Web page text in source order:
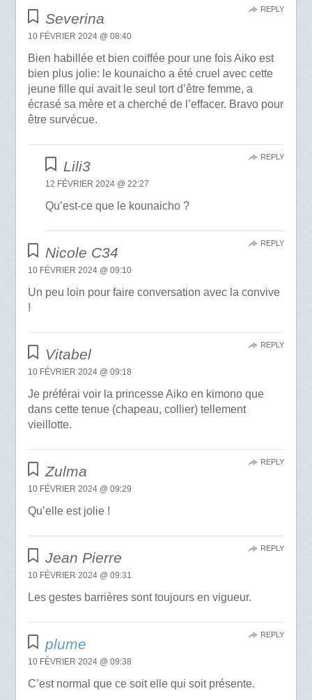
Severina
10 FÉVRIER 2024 @ 08:40
Bien habillée et bien coiffée pour une fois Aiko est
bien plus jolie: le kounaicho a été cruel avec cette
jeune fille qui avait le seul tort d’être femme, a
écrasé sa mère et a cherché de l’effacer. Bravo pour
être survécue.
REPLY
Lili3
12 FÉVRIER 2024 @ 22:27
Qu’est-ce que le kounaicho ?
REPLY
Nicole C34
10 FÉVRIER 2024 @ 09:10
Un peu loin pour faire conversation avec la convive
!
REPLY
Vitabel
10 FÉVRIER 2024 @ 09:18
Je préférai voir la princesse Aiko en kimono que
dans cette tenue (chapeau, collier) tellement
vieillotte.
REPLY
Zulma
10 FÉVRIER 2024 @ 09:29
Qu’elle est jolie !
REPLY
Jean Pierre
10 FÉVRIER 2024 @ 09:31
Les gestes barrières sont toujours en vigueur.
REPLY
plume
10 FÉVRIER 2024 @ 09:38
C’est normal que ce soit elle qui soit présente.
REPLY